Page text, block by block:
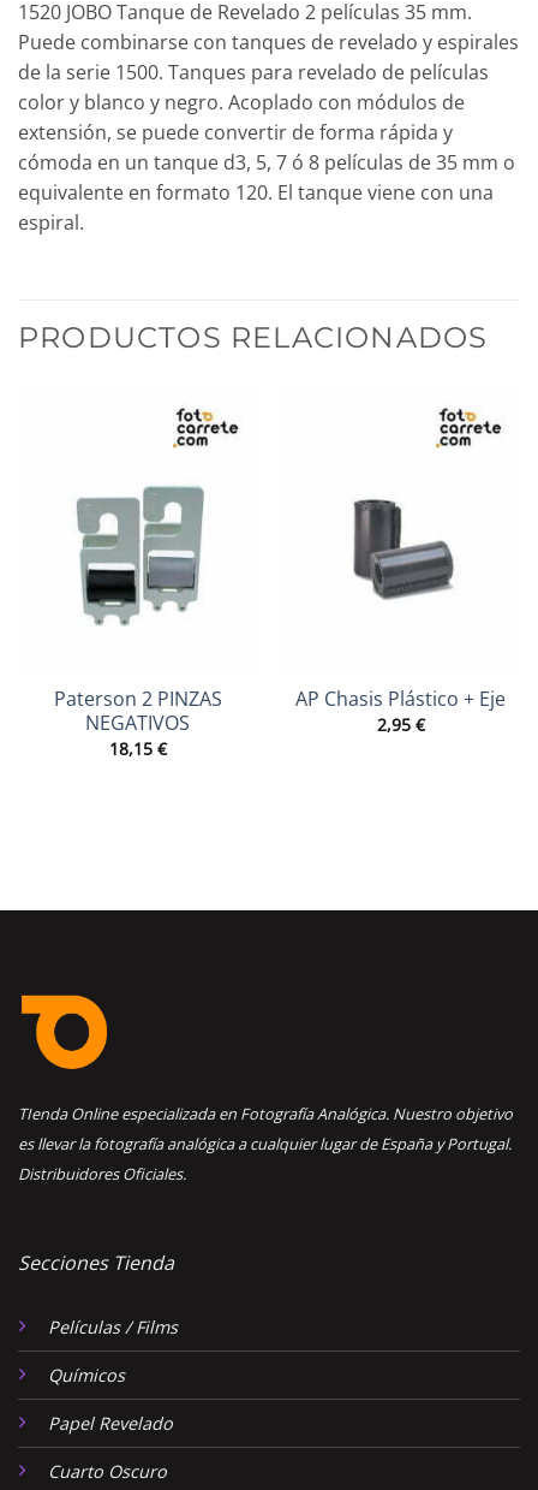
1520 JOBO Tanque de Revelado 2 películas 35 mm.
Puede combinarse con tanques de revelado y espirales
de la serie 1500. Tanques para revelado de películas
color y blanco y negro. Acoplado con módulos de
extensión, se puede convertir de forma rápida y
cómoda en un tanque d3, 5, 7 ó 8 películas de 35 mm o
equivalente en formato 120. El tanque viene con una
espiral.
PRODUCTOS RELACIONADOS
Paterson 2 PINZAS
NEGATIVOS
18,15 €
AP Chasis Plástico + Eje
2,95 €
TIenda Online especializada en Fotografía Analógica. Nuestro objetivo
es llevar la fotografía analógica a cualquier lugar de España y Portugal.
Distribuidores Oficiales.
Secciones Tienda
Películas / Films
Químicos
Papel Revelado
Cuarto Oscuro